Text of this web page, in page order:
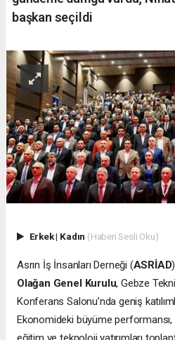
başkan seçildi
Erkek| Kadın (Haberi Sesli Oku)
Asrın İş İnsanları Derneği (ASRİAD
Olağan Genel Kurulu, Gebze
Konferans Salonu’nda geniş
Ekonomideki büyüme